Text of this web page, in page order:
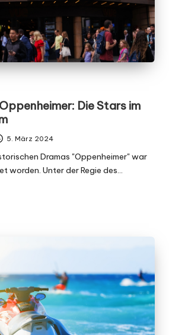
Die Stars im
5. März 2024
Dramas "Oppenheimer" war
worden. Unter der Regie des…